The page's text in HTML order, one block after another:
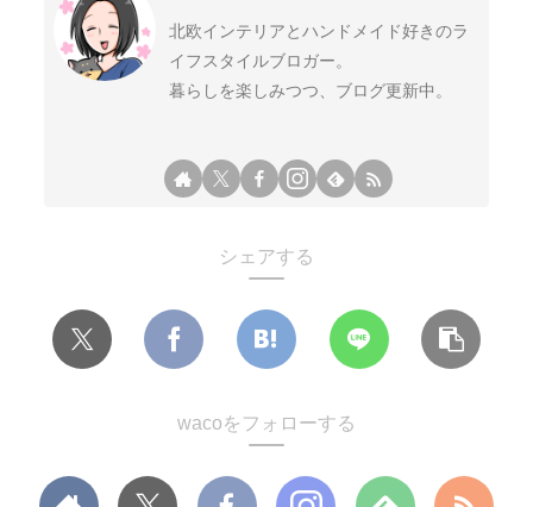
北欧インテリアとハンドメイド好きのラ
イフスタイルブロガー。
暮らしを楽しみつつ、ブログ更新中。
シェアする
wacoをフォローする